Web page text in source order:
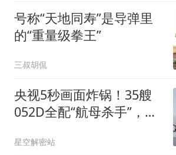
号称“天地同寿”是导弹里
的“重量级拳王”
三叔胡侃
央视5秒画面炸锅！35艘
052D全配“航母杀手”，美
星空解密站